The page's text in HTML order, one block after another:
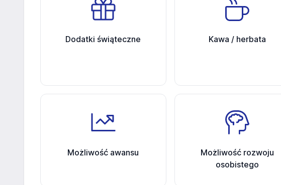
Dodatki świąteczne Kawa / herbata
Możliwość awansu
Możliwość rozwoju
osobistego